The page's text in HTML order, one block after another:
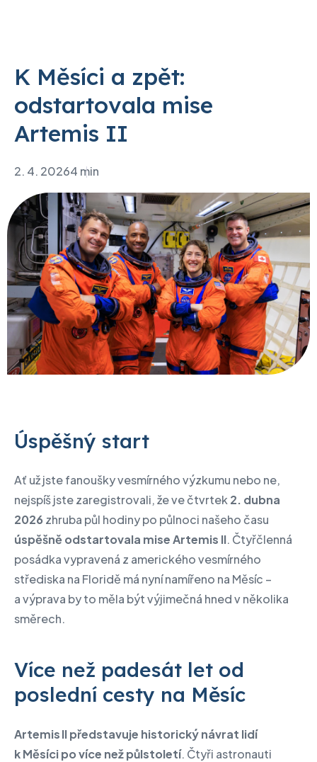
K Měsíci a zpět:
odstartovala mise
Artemis II
2. 4. 20264 min
Úspěšný start
Ať už jste fanoušky vesmírného výzkumu nebo ne,
nejspíš jste zaregistrovali, že ve čtvrtek2. dubna
2026 zhruba půl hodiny po půlnoci našeho času
úspěšně odstartovala mise Artemis II. Čtyřčlenná
posádka vypravená z amerického vesmírného
střediska na Floridě má nyní namířeno na Měsíc –
a výprava by to měla být výjimečná hned v několika
směrech.
Více než padesát let od
poslední cesty na Měsíc
Artemis II představuje historický návrat lidí
k Měsíci po více než půlstoletí. Čtyři astronauti